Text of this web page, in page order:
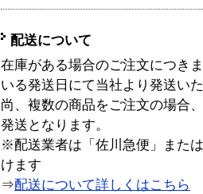
配送について
在庫がある場合のご注文につき
いる発送日にて当社より発送い
尚、複数の商品をご注文の場合
発送となります。
※配送業者は「佐川急便」また
けます
⇒配送について詳しくはこちら